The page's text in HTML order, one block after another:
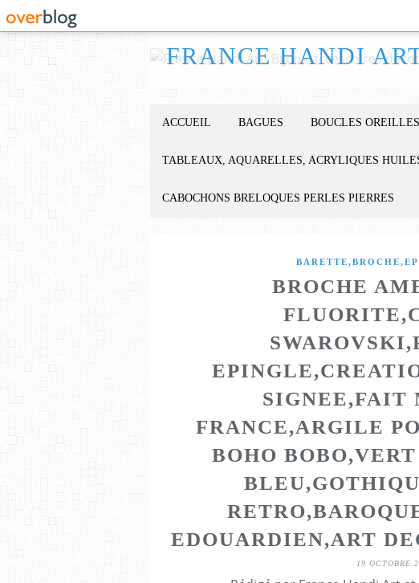
ACCUEIL BAGUES BOUCLES
TABLEAUX, AQUARELLES, ACRYLIQUES
CABOCHONS BRELOQUES PERLES PIERRES
BROCHE
SIGNEE,FAIT
FRANCE,ARGILE
BOHO
EDOUARDIEN,ART
19 OCTOBRE